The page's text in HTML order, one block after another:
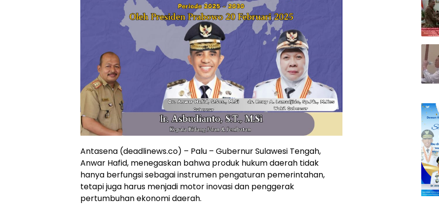
Antasena (deadlinews.co) – Palu – Gubernur Sulawesi Tengah,
Anwar Hafid, menegaskan bahwa produk hukum daerah tidak
hanya berfungsi sebagai instrumen pengaturan pemerintahan,
tetapi juga harus menjadi motor inovasi dan penggerak
pertumbuhan ekonomi daerah.